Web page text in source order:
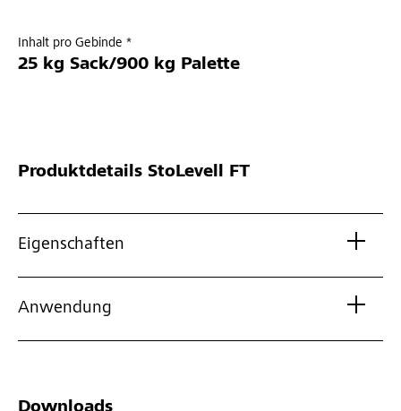
Inhalt pro Gebinde *
25 kg Sack/900 kg Palette
Produktdetails StoLevell FT
Eigenschaften
Anwendung